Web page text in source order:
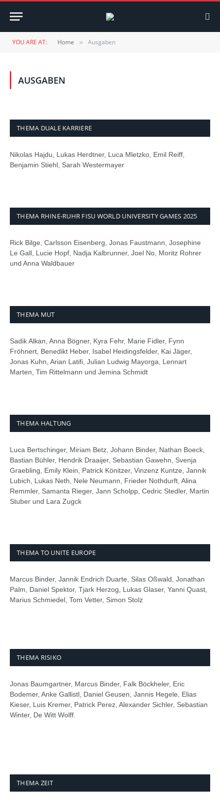
YOU ARE AT: Home » Ausgaben
AUSGABEN
THEMA DUALE KARRIERE
Nikolas Hajdu, Lukas Herdtner, Luca Mletzko, Emil Reiff,
Benjamin Stiehl, Sarah Westermayer
THEMA RHINE-RUHR FISU WORLD UNIVERSITY GAMES 2025
Rick Bilge, Carlsson Eisenberg, Jonas Faustmann, Josephine
Le Gall, Lucie Hopf, Nadja Kalbrunner, Joel No, Moritz Rohrer
und Anna Waldbauer
THEMA MUT
Sadik Alkan, Anna Bögner, Kyra Fehr, Marie Fidler, Fynn
Fröhnert, Benedikt Heber, Isabel Heidingsfelder, Kai Jäger,
Jonas Kuhn, Arian Latifi, Julian Ludwig Mayorga, Lennart
Marten, Tim Rittelmann und Jemina Schmidt
THEMA HALTUNG
Luca Bertschinger, Miriam Betz, Johann Binder, Nathan Boeck,
Bastian Bühler, Hendrik Draaijer, Sebastian Gawehn, Svenja
Graebling, Emily Klein, Patrick Könitzer, Vinzenz Kuntze, Jannik
Lubich, Lukas Neth, Nele Neumann, Frieder Nothdurft, Alina
Remmler, Samanta Rieger, Jann Scholpp, Cedric Stedler, Martin
Stuber und Lara Zugck
THEMA TO UNITE EUROPE
Marcus Binder, Jannik Endrich Duarte, Silas Oßwald, Jonathan
Palm, Daniel Spektor, Tjark Herzog, Lukas Glaser, Yanni Quast,
Marius Schmiedel, Tom Vetter, Simon Stolz
THEMA RISIKO
Jonas Baumgartner, Marcus Binder, Falk Böckheler, Eric
Bodemer, Anke Gallistl, Daniel Geusen, Jannis Hegele, Elias
Kieser, Luis Kremer, Patrick Perez, Alexander Sichler, Sebastian
Winter, De Witt Wolff.
THEMA ZEIT